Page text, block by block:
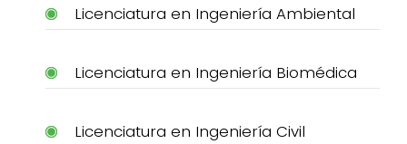
Licenciatura en Ingeniería Ambiental
Licenciatura en Ingeniería Biomédica
Licenciatura en Ingeniería Civil